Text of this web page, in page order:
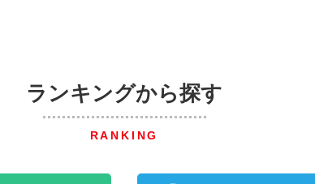
ランキングから探す
RANKING